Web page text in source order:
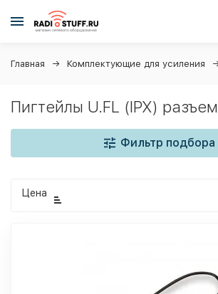
Главная Комплектующие для усиления
Пигтейлы U.FL (IPX) разъем
Фильтр подбора
Цена